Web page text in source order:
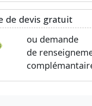
de devis gratuit
ou demande
de